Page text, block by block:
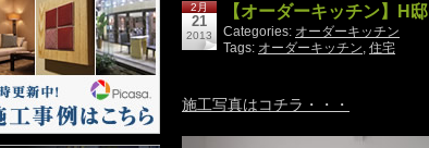
2月
21
2013
【オーダーキッチン】H邸
Categories: オーダーキッチン
Tags: オーダーキッチン 住宅
施工写真はコチラ・・・